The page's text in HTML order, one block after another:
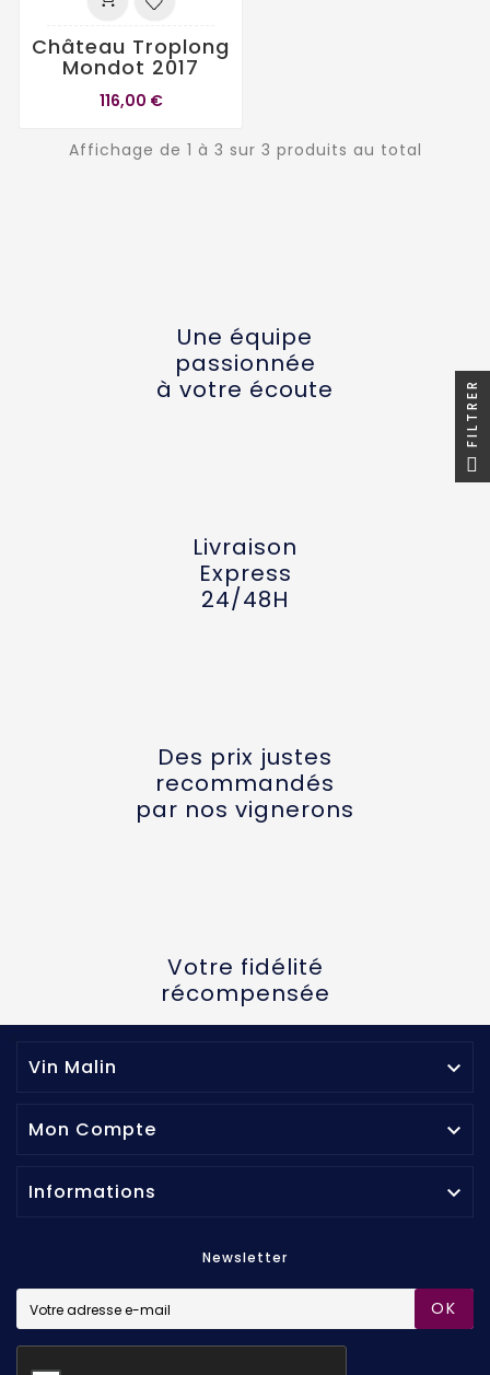
Château Troplong
Mondot 2017
116,00 €
Affichage de 1 à 3 sur 3 produits au total
Une équipe
passionnée
à votre écoute
Livraison
Express
24/48H
Des prix justes
recommandés
par nos vignerons
Votre fidélité
récompensée
Vin Malin 
Mon Compte 
Informations 
Newsletter
OK
FILTRER